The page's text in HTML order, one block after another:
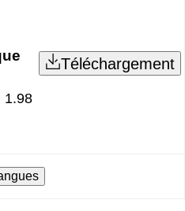
1.98
Téléchargement